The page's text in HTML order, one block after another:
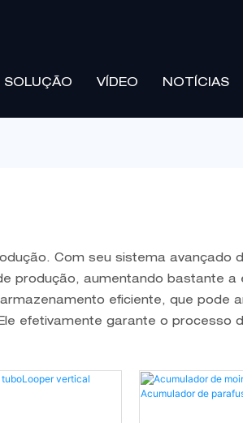
SOLUÇÃO VÍDEO NOTÍCIAS
Com seu sistema
produção, aumentando bastante
eficiente, que pode
efetivamente garante o